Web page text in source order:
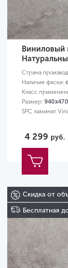
Виниловый
Страна
Наличие фаски:
Класс
Размер:
SPC ламинат
4 299 руб.
Скидка от
Бесплатная